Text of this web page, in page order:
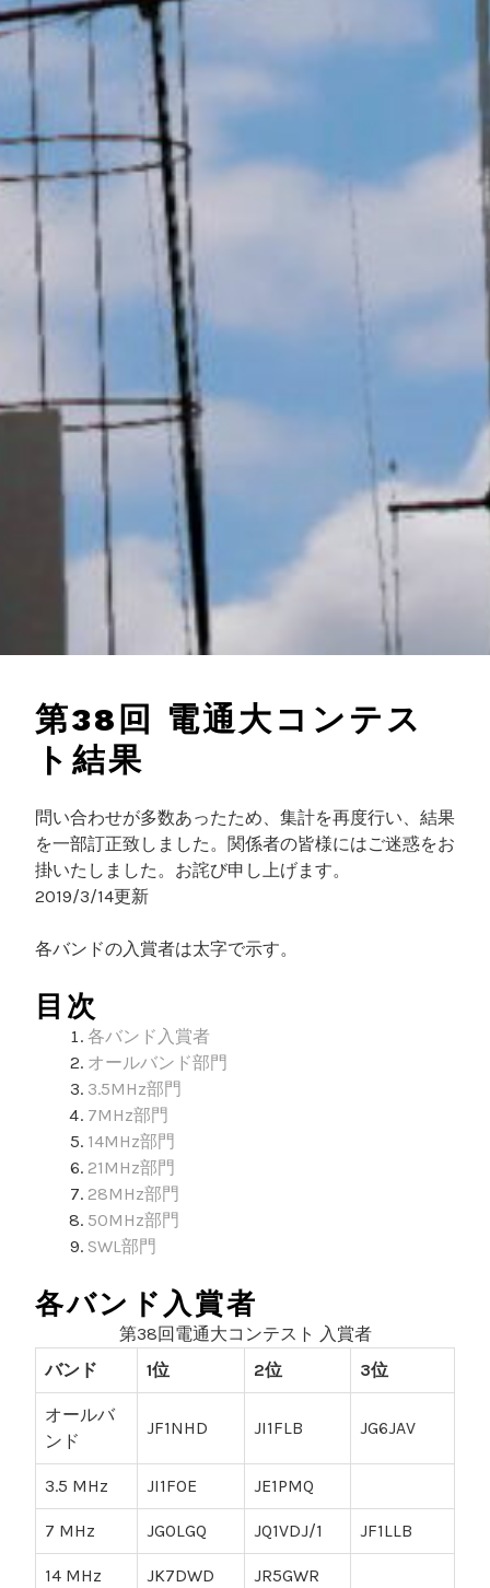
第38回 電通大コンテス
ト結果
問い合わせが多数あったため、集計を再度行い、結果
を一部訂正致しました。関係者の皆様にはご迷惑をお
掛いたしました。お詫び申し上げます。
2019/3/14更新
各バンドの入賞者は太字で示す。
目次
各バンド入賞者
オールバンド部門
3.5MHz部門
7MHz部門
14MHz部門
21MHz部門
28MHz部門
50MHz部門
SWL部門
各バンド入賞者
第38回電通大コンテスト 入賞者
バンド
1位 2位 3位
オールバ
ンド
JF1NHD JI1FLB JG6JAV
3.5 MHz JI1FOE JE1PMQ
7 MHz JG0LGQ JQ1VDJ/1 JF1LLB
14 MHz JK7DWD JR5GWR